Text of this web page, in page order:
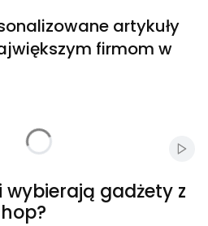
artykuły
firmom w
wybierają gadżety z